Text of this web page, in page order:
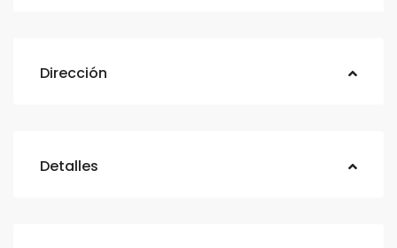
Dirección
Detalles